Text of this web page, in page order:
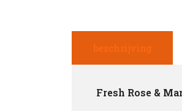
Fresh Rose &